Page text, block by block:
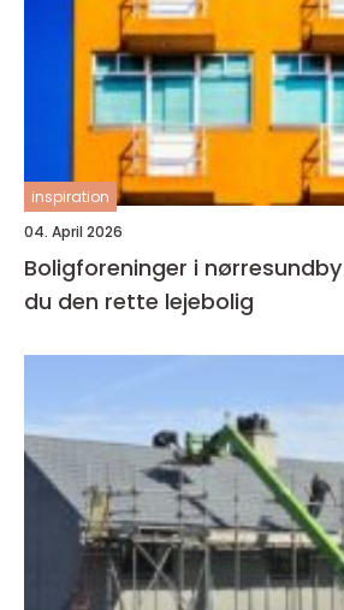
inspiration
04. April 2026
Boligforeninger i nørresundby sådan finder
du den rette lejebolig